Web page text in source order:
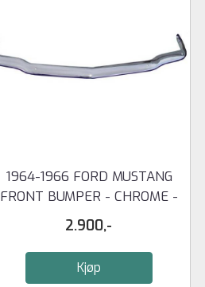
1964-1966 FORD MUSTANG
FRONT BUMPER - CHROME -
...
2.900,-
Kjøp